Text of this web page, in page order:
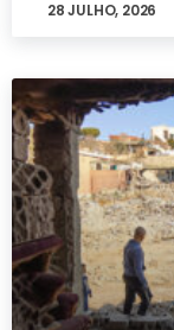
28 JULHO, 2026